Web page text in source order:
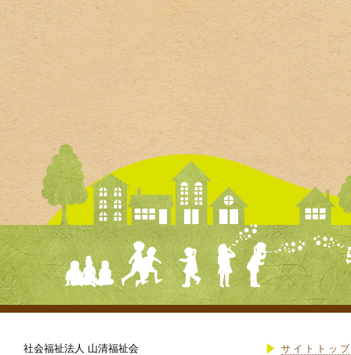
社会福祉法人 山清福祉会
サイトトップ